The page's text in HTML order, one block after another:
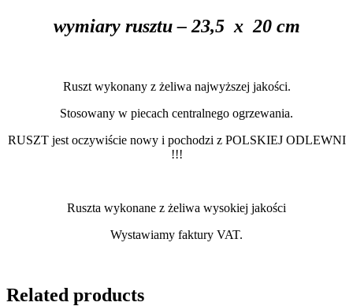
wymiary rusztu – 23,5 x 20 cm
Ruszt wykonany z żeliwa najwyższej jakości.
Stosowany w piecach centralnego ogrzewania.
RUSZT jest oczywiście nowy i pochodzi z POLSKIEJ ODLEWNI
!!!
Ruszta wykonane z żeliwa wysokiej jakości
Wystawiamy faktury VAT.
Related products